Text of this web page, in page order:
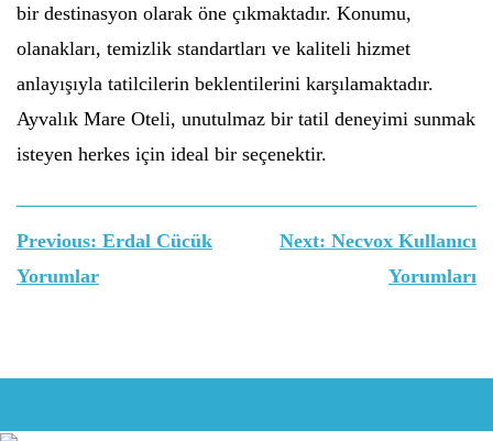
bir destinasyon olarak öne çıkmaktadır. Konumu,
olanakları, temizlik standartları ve kaliteli hizmet
anlayışıyla tatilcilerin beklentilerini karşılamaktadır.
Ayvalık Mare Oteli, unutulmaz bir tatil deneyimi sunmak
isteyen herkes için ideal bir seçenektir.
Yazı
gezinmesi
Previous: Erdal Cücük
Yorumlar
Next: Necvox Kullanıcı
Yorumları